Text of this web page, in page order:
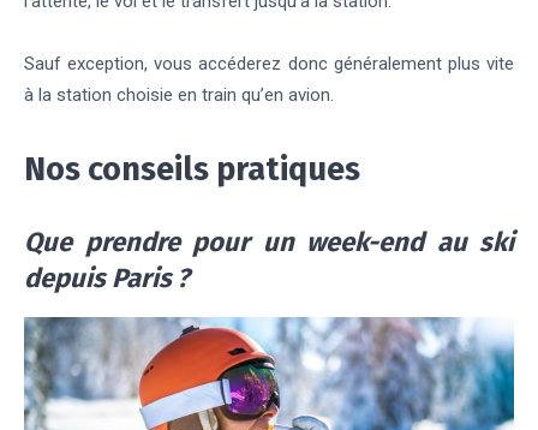
Sauf exception, vous accéderez donc généralement plus vite
à la station choisie en train qu’en avion.
Nos conseils pratiques
Que prendre pour un week-end au ski
depuis Paris ?